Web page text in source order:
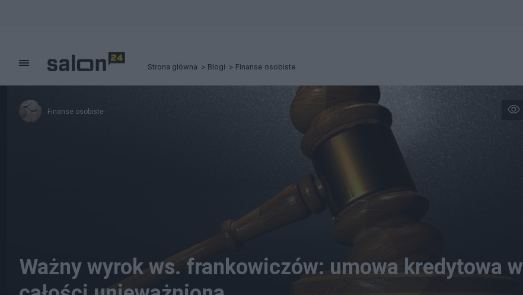
Strona główna Blogi Finanse osobiste
Finanse osobiste
Ważny wyrok ws. frankowiczów: umowa kredytowa w